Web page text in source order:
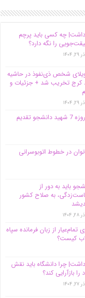
‌چه کسی باید پرچم
را نگه دارد؟
۲۹, ۱۴۰۴
شخص ذی‌نفوذ در حاشیه‌
کرج تخریب شد + جزئیات و
۲۹, ۱۴۰۴
استان البرز در جنگ 12 روزه 7 شهید دانشجو تقدیم
در خطوط اتوبوسرانی
باید به دور از
به صلاح کشور
۲۸, ۱۴۰۴
از زبان فرمانده سپاه
کیست؟
چرا دانشگاه باید نقش
را بازآرایی کند؟
۲۷, ۱۴۰۴